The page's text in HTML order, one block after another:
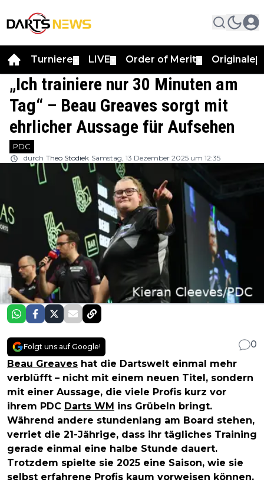
Turniere LIVE Order of Merit Originale
„Ich trainiere nur 30 Minuten am
Tag“ – Beau Greaves sorgt mit
ehrlicher Aussage für Aufsehen
PDC
durch Theo Stodiek Samstag, 13 Dezember 2025 um 12:35
Folgt uns auf Google!
0
Beau Greaves hat die Dartswelt einmal mehr
verblüfft – nicht mit einem neuen Titel, sondern
mit einer Aussage, die viele Profis kurz vor
ihrem PDC Darts WM ins Grübeln bringt.
Während andere stundenlang am Board stehen,
verriet die 21-Jährige, dass ihr tägliches Training
gerade einmal eine halbe Stunde dauert.
Trotzdem spielte sie 2025 eine Saison, wie sie
selbst erfahrene Profis kaum vorweisen können.